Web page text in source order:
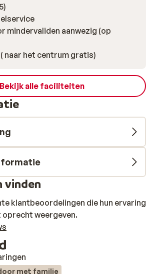
mindervaliden aanwezig (op
naar het centrum gratis)
Bekijk alle faciliteiten
vinden
klantbeoordelingen die hun ervaring
weergeven.
met familie